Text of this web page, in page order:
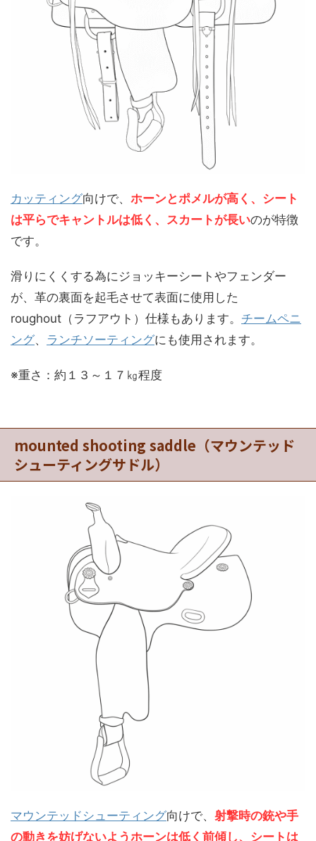
カッティング向けで、 ホーンとポメルが高く、シート
は平らでキャントルは低く、スカートが長いのが特徴
です。
滑りにくくする為にジョッキーシートやフェンダー
が、革の裏面を起毛させて表面に使用した
roughout（ラフアウト）仕様もあります。 チームペニ
ング、 ランチソーティングにも使用されます。
※重さ：約１３～１７㎏程度
mounted shooting saddle（マウンテッド
シューティングサドル）
マウンテッドシューティング向けで、 射撃時の銃や手
の動きを妨げないようホーンは低く前傾し、シートは